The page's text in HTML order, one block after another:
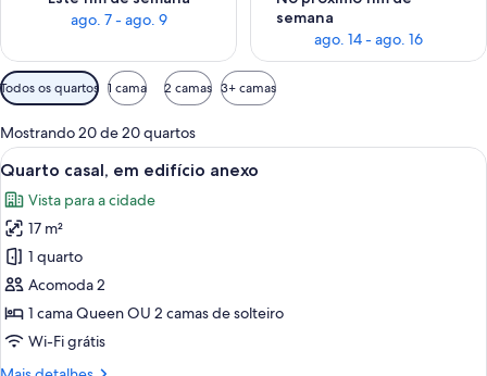
ago. 7 - ago. 9
semana
ago. 14 - ago. 16
Filtros
disponíveis
para
os
quartos
Todos os quartos 1 cama 2 camas 3+ camas
Mostrando 20 de 20 quartos
Carrega
todas
as
fotos
de
Quarto
casal,
em
edifício
Quarto de hotel com cama, guarda-
13
Quarto casal, em edifício anexo
Vista para a cidade
17 m²
1 quarto
Acomoda 2
1 cama Queen OU 2 camas de solteiro
Wi-Fi grátis